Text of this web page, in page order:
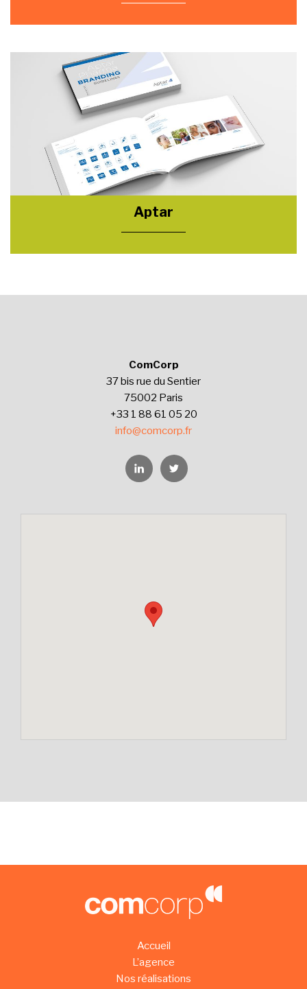
Aptar
ComCorp
37 bis rue du Sentier
75002 Paris
+33 1 88 61 05 20
info@comcorp.fr
LinkedinTwitter
Accueil
L’agence
Nos réalisations